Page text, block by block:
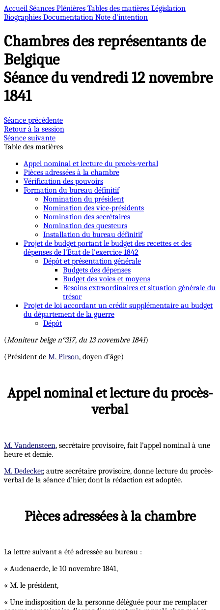
Accueil Séances Plénières Tables des matières Législation
Biographies Documentation Note d’intention
Chambres des représentants de
Belgique
Séance du vendredi 12 novembre
1841
Séance précédente
Retour à la session
Séance suivante
Table des matières
Appel nominal et lecture du procès-verbal
Pièces adressées à la chambre
Vérification des pouvoirs
Formation du bureau définitif
Nomination du président
Nomination des vice-présidents
Nomination des secrétaires
Nomination des questeurs
Installation du bureau définitif
Projet de budget portant le budget des recettes et des
dépenses de l'Etat de l'exercice 1842
Dépôt et présentation générale
Budgets des dépenses
Budget des voies et moyens
Besoins extraordinaires et situation générale du
trésor
Projet de loi accordant un crédit supplémentaire au budget
du département de la guerre
Dépôt
(Moniteur belge n°317, du 13 novembre 1841)
(Président de M. Pirson, doyen d’âge)
Appel nominal et lecture du procès-
verbal
M. Vandensteen, secrétaire provisoire, fait l’appel nominal à une
heure et demie.
M. Dedecker, autre secrétaire provisoire, donne lecture du procès-
verbal de la séance d’hier, dont la rédaction est adoptée.
Pièces adressées à la chambre
La lettre suivant a été adressée au bureau :
« Audenaerde, le 10 novembre 1841,
« M. le président,
« Une indisposition de la personne déléguée pour me remplacer